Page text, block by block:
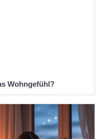
Wohngefühl?